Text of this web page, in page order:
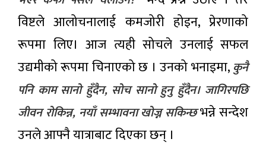
परिसूचक
अंकले
अर्ब ६२
कारोबार
५ घण्टा अगाडी
विष्टले आलोचनालाई कमजोरी होइन, प्रेरणाको
रूपमा लिए। आज त्यही सोचले उनलाई सफल
उद्यमीको रूपमा चिनाएको छ । उनको भनाइमा,कुनै
पनि काम सानो हुँदैन, सोच सानो हुनु हुँदैन। जागिरपछि
जीवन रोकिन्न, नयाँ सम्भावना खोज्न सकिन्छभन्ने सन्देश
उनले आफ्नै यात्राबाट दिएका छन् ।